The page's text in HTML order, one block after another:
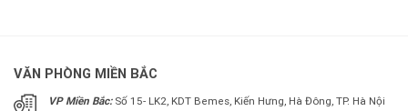
VĂN PHÒNG MIỀN BẮC
VP Miền Bắc:Số 15- LK2, KDT Bemes, Kiến Hưng, Hà Đông, TP. Hà Nội